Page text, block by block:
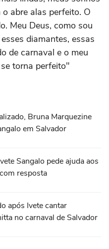
abre alas perfeito. O
Meu Deus, como sou
diamantes, essas
de carnaval e o meu
torna perfeito"
Bruna Marquezine
em Salvador
Sangalo pede ajuda aos
resposta
após Ivete cantar
no carnaval de Salvador